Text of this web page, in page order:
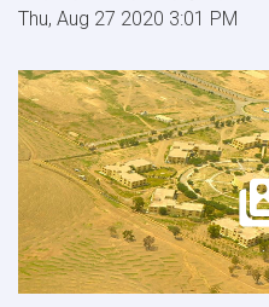
Thu, Aug 27 2020 3:01 PM